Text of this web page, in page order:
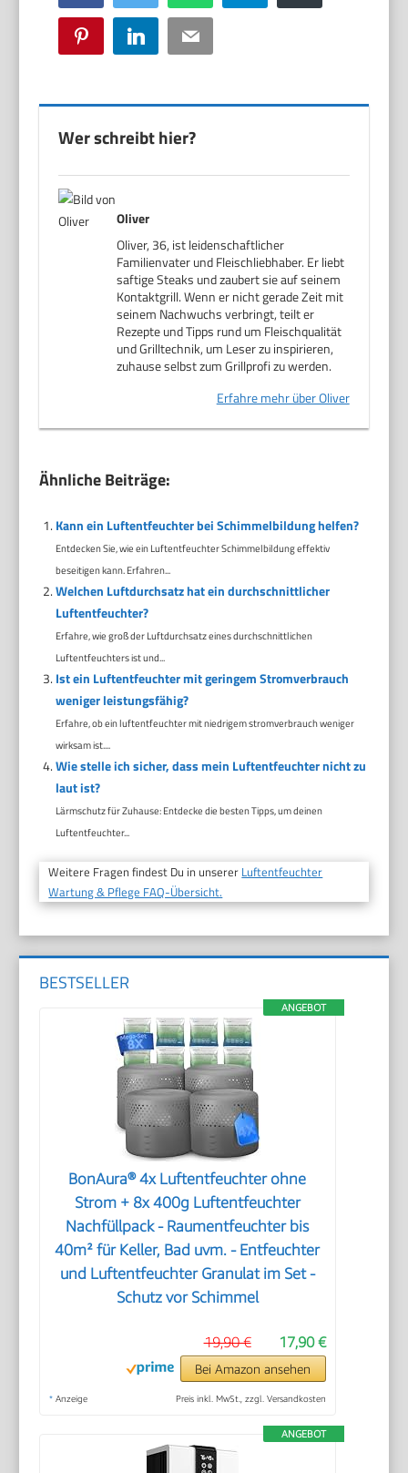
Pinterest LinkedIn Email
Wer schreibt hier?
Oliver
Oliver, 36, ist leidenschaftlicher
Familienvater und Fleischliebhaber. Er liebt
saftige Steaks und zaubert sie auf seinem
Kontaktgrill. Wenn er nicht gerade Zeit mit
seinem Nachwuchs verbringt, teilt er
Rezepte und Tipps rund um Fleischqualität
und Grilltechnik, um Leser zu inspirieren,
zuhause selbst zum Grillprofi zu werden.
Erfahre mehr über Oliver
Ähnliche Beiträge:
Kann ein Luftentfeuchter bei Schimmelbildung helfen?
Entdecken Sie, wie ein Luftentfeuchter Schimmelbildung effektiv
beseitigen kann. Erfahren...
Welchen Luftdurchsatz hat ein durchschnittlicher
Luftentfeuchter?
Erfahre, wie groß der Luftdurchsatz eines durchschnittlichen
Luftentfeuchters ist und...
Ist ein Luftentfeuchter mit geringem Stromverbrauch
weniger leistungsfähig?
Erfahre, ob ein luftentfeuchter mit niedrigem stromverbrauch weniger
wirksam ist....
Wie stelle ich sicher, dass mein Luftentfeuchter nicht zu
laut ist?
Lärmschutz für Zuhause: Entdecke die besten Tipps, um deinen
Luftentfeuchter...
Weitere Fragen findest Du in unserer Luftentfeuchter
Wartung & Pflege FAQ-Übersicht.
BESTSELLER
ANGEBOT
BonAura® 4x Luftentfeuchter ohne
Strom + 8x 400g Luftentfeuchter
Nachfüllpack - Raumentfeuchter bis
40m² für Keller, Bad uvm. - Entfeuchter
und Luftentfeuchter Granulat im Set -
Schutz vor Schimmel
17,90 €
19,90 €
Bei Amazon ansehen
* Anzeige Preis inkl. MwSt., zzgl. Versandkosten
ANGEBOT